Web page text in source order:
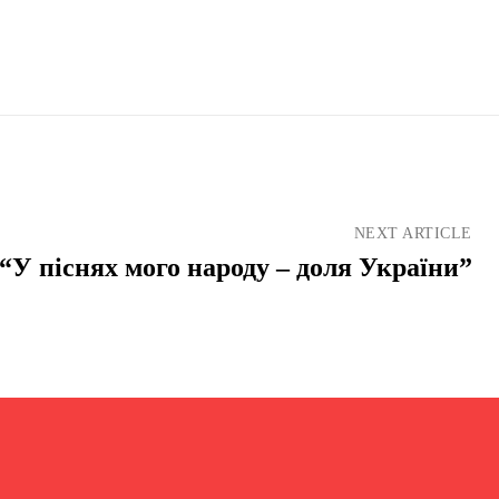
NEXT ARTICLE
піснях мого народу – доля України”